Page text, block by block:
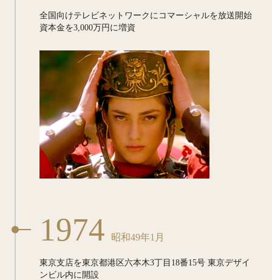
全国向けテレビネットワークにコマーシャルを放送開始
資本金を3,000万円に増資
1974 昭和49年1月
東京支店を東京都港区六本木3丁目18番15号 東京デザイ
ンビル内に開設